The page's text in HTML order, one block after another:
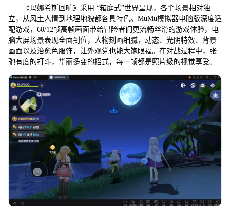
《玛娜希斯回响》采用 “箱庭式”世界呈现，各个场景相对独
立，从风土人情到地理地貌都各具特色。MuMu模拟器电脑版深度适
配游戏，60/12帧高帧画面带给冒险者们更流畅丝滑的游戏体验，电
脑大屏场景表现全面到位，人物刻画细腻，动态、光阴特效、背景
画面以及治愈色服饰，让外观党也能大饱眼福。在对战过程中，张
弛有度的打斗，华丽多变的招式，每一帧都是照片级的视觉享受。